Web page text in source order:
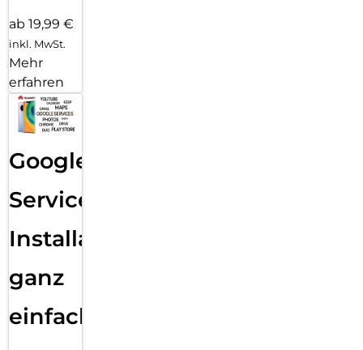
ab 19,99 €
inkl. MwSt.
Mehr
erfahren
Google
Services
Installation
ganz
einfach